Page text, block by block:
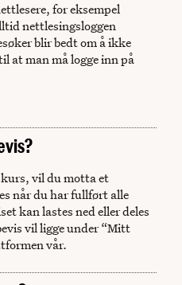
for eksempel
nettlesingsloggen
blir bedt om å ikke
at man må logge inn på
vil du motta et
når du har fullført alle
kan lastes ned eller deles
vil ligge under “Mitt
vår.